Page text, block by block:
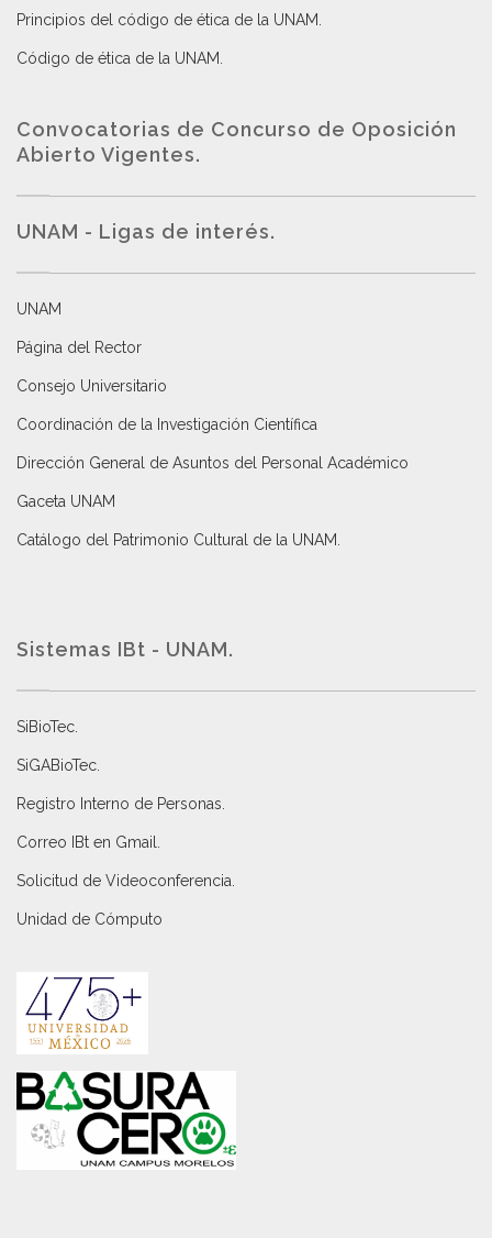
Principios del código de ética de la UNAM
Código de ética de la UNAM
Convocatorias de Concurso de Oposición
Abierto Vigentes.
UNAM - Ligas de interés.
UNAM
Página del Rector
Consejo Universitario
Coordinación de la Investigación Científica
Dirección General de Asuntos del Personal Académico
Gaceta UNAM
Catálogo del Patrimonio Cultural de la UNAM.
Sistemas IBt - UNAM.
SiBioTec
SiGABioTec.
Registro Interno de Personas
Correo IBt en Gmail
Solicitud de Videoconferencia.
Unidad de Cómputo